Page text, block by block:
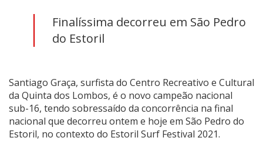
Finalíssima decorreu em São Pedro
do Estoril
Santiago Graça, surfista do Centro Recreativo e Cultural
da Quinta dos Lombos, é o novo campeão nacional
sub-16, tendo sobressaído da concorrência na final
nacional que decorreu ontem e hoje em São Pedro do
Estoril, no contexto do Estoril Surf Festival 2021.